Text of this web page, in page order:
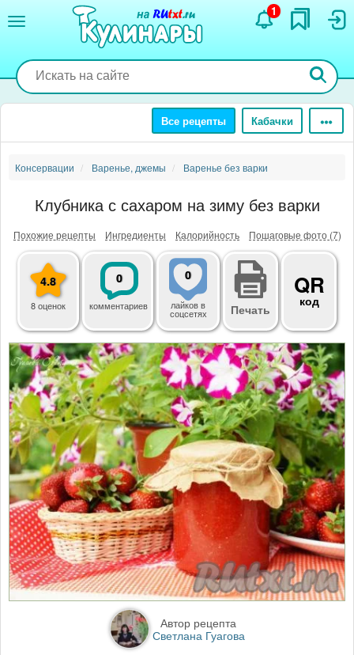
содержанию
1
Все рецепты Кабачки
Консервации Варенье, джемы Варенье без варки
Клубника с сахаром на зиму без варки
Похожие рецепты Ингредиенты Калорийность Пошаговые фото (7)
4.8
8 оценок
0
комментариев
0
лайковв
соцсетях Печать
QR
код
Автор рецепта
Светлана Гуагова